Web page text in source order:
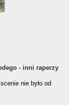
- inni raperzy
nie było od